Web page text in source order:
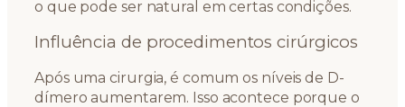
o que pode ser natural em certas condições.
Influência de procedimentos cirúrgicos
Após uma cirurgia, é comum os níveis de D-
dímero aumentarem. Isso acontece porque o